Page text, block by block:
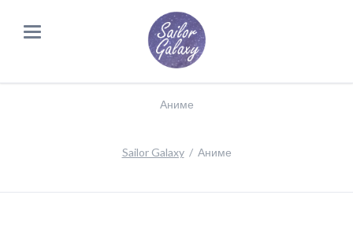
Аниме
Sailor Galaxy Аниме